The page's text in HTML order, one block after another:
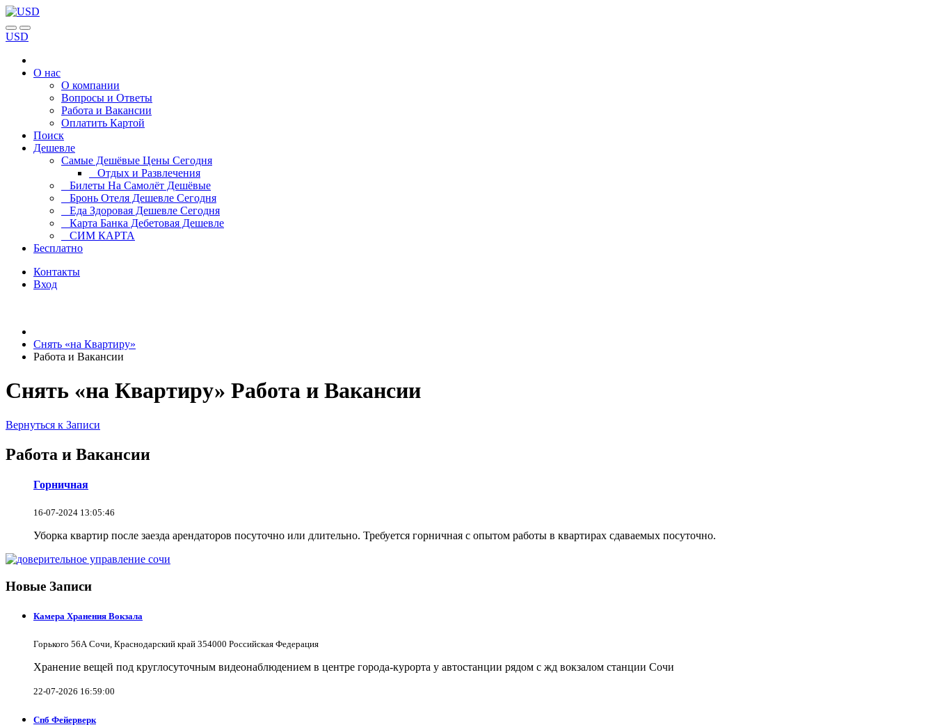
USD
О нас
О компании
Вопросы и Ответы
Работа и Вакансии
Оплатить Картой
Поиск
Дешевле
Самые Дешёвые Цены Сегодня
Отдых и Развлечения
Билеты На Самолёт Дешёвые
Бронь Отеля Дешевле Сегодня
Еда Здоровая Дешевле Сегодня
Карта Банка Дебетовая Дешевле
СИМ КАРТА
Бесплатно
Контакты
Вход
Снять «на Квартиру»
Работа и Вакансии
Снять «на Квартиру» Работа и Вакансии
Вернуться к Записи
Работа и Вакансии
Горничная
16-07-2024 13:05:46
Уборка квартир после заезда арендаторов посуточно или длительно. Требуется горничная с опытом работы в квартирах сдаваемых посуточно.
Новые Записи
Камера Хранения Вокзала
Горького 56А Сочи, Краснодарский край 354000 Российская Федерация
Хранение вещей под круглосуточным видеонаблюдением в центре города-курорта у автостанции рядом с жд вокзалом станции Сочи
22-07-2026 16:59:00
Спб Фейерверк